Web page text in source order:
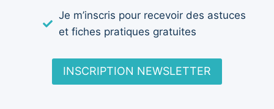
Je m’inscris pour recevoir des astuces
et fiches pratiques gratuites
INSCRIPTION NEWSLETTER